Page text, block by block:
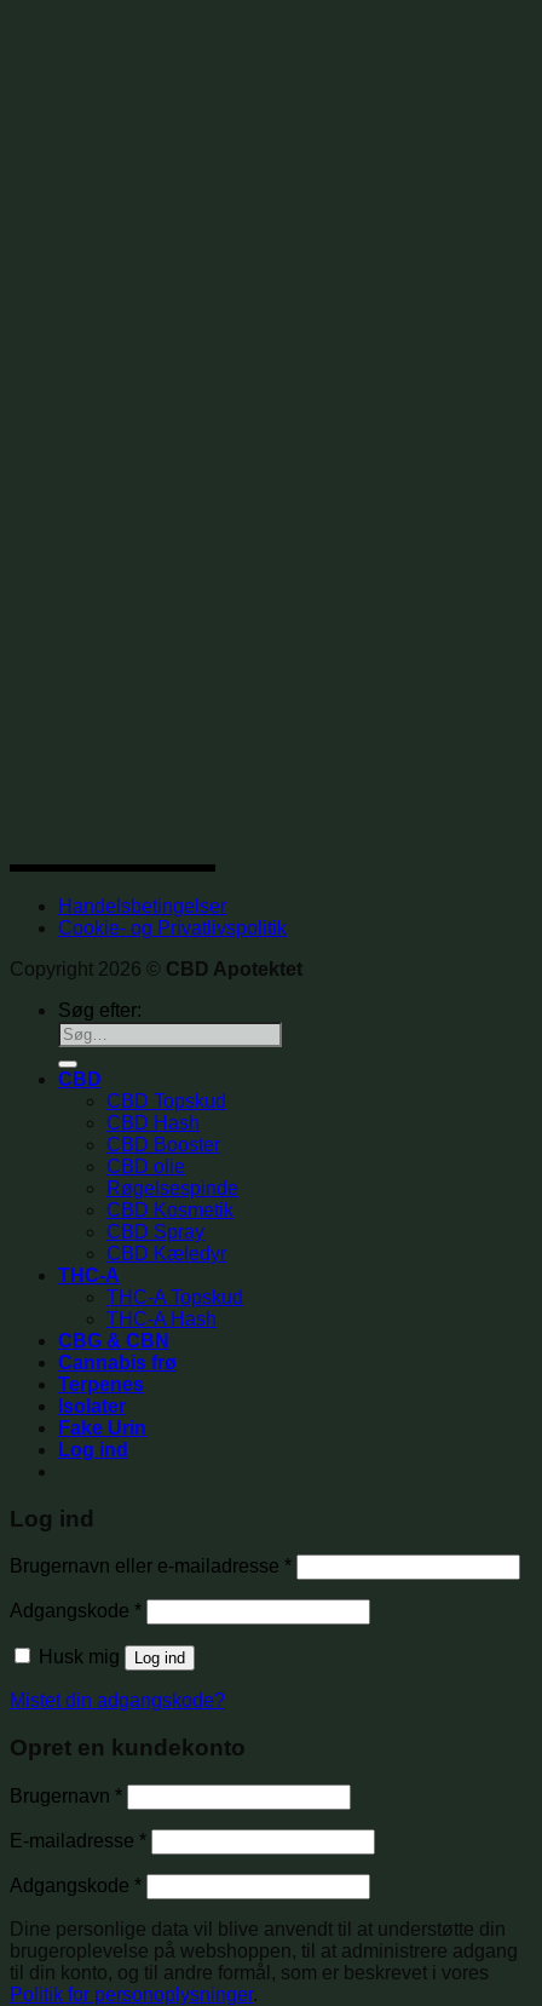
Handelsbetingelser
Cookie- og Privatlivspolitik
Copyright 2026 © CBD Apotektet
Søg efter:
CBD
CBD Topskud
CBD Hash
CBD Booster
CBD olie
Røgelsespinde
CBD Kosmetik
CBD Spray
CBD Kæledyr
THC-A
THC-A Topskud
THC-A Hash
CBG & CBN
Cannabis frø
Terpenes
Isolater
Fake Urin
Log ind
Log ind
Brugernavn eller e-mailadresse *
Adgangskode *
Husk mig Log ind
Mistet din adgangskode?
Opret en kundekonto
Brugernavn *
E-mailadresse *
Adgangskode *
Dine personlige data vil blive anvendt til at understøtte din
brugeroplevelse på webshoppen, til at administrere adgang
til din konto, og til andre formål, som er beskrevet i vores
Politik for personoplysninger.